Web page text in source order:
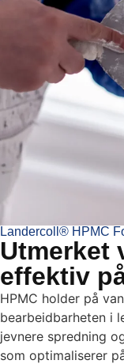
Landercoll® HPMC
Utmerket
effektiv
HPMC holder på
bearbeidbarheten i
jevnere spredning
som optimaliserer